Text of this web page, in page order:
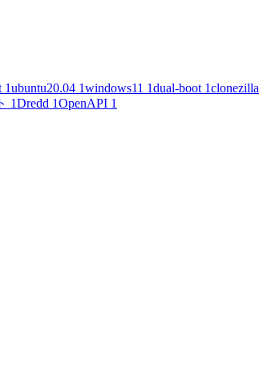
1ubuntu20.04 1windows11 1dual-boot 1clonezilla
1Dredd 1OpenAPI 1